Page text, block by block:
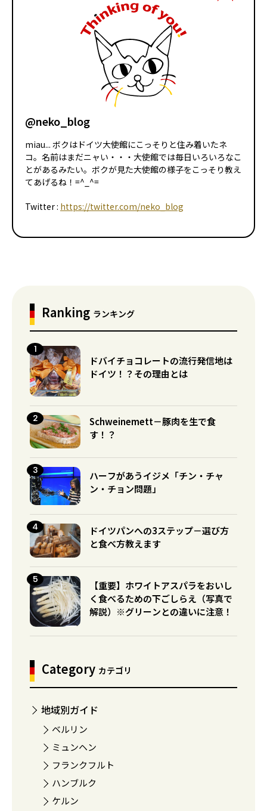
@neko_blog
miau... ボクはドイツ大使館にこっそりと住み着いたネ
コ。名前はまだニャい・・・大使館では毎日いろいろなこ
とがあるみたい。ボクが見た大使館の様子をこっそり教え
てあげるね！=^_^=
Twitter : https://twitter.com/neko_blog
Ranking ランキング
ドバイチョコレートの流行発信地は
ドイツ！？その理由とは
Schweinemett－豚肉を生で食
す！？
ハーフがあうイジメ「チン・チャ
ン・チョン問題」
ドイツパンへの3ステップ－選び方
と食べ方教えます
【重要】ホワイトアスパラをおいし
く食べるための下ごしらえ（写真で
解説）※グリーンとの違いに注意！
Category カテゴリ
地域別ガイド
ベルリン
ミュンヘン
フランクフルト
ハンブルク
ケルン